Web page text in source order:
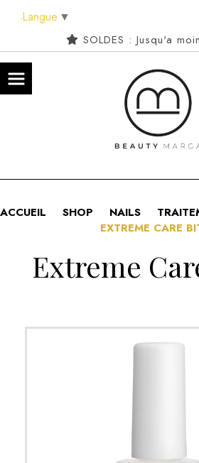
SOLDES : Jusqu'a
ACCUEIL SHOP NAILS
EXTREME CARE
Extreme
Langue ▼